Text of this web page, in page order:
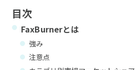
目次
FaxBurnerとは
強み
注意点